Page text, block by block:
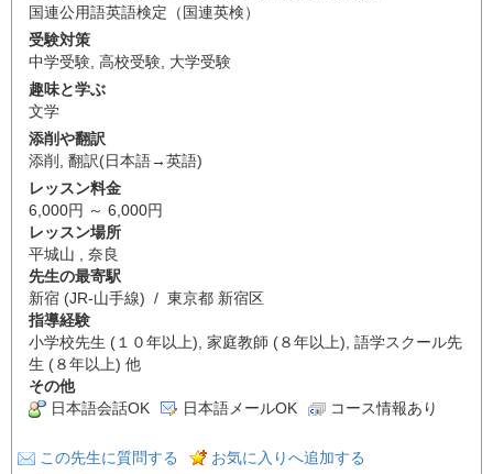
国連公用語英語検定（国連英検）
受験対策
中学受験 高校受験 大学受験
趣味と学ぶ
文学
添削や翻訳
添削
翻訳(日本語→英語)
レッスン料金
6,000円 ～ 6,000円
レッスン場所
平城山 , 奈良
先生の最寄駅
新宿 (JR-山手線) / 東京都 新宿区
指導経験
小学校先生 (１０年以上), 家庭教師 (８年以上), 語学スクール先
生 (８年以上) 他
その他
日本語会話OK
日本語メールOK コース情報あり
この先生に質問する
お気に入りへ追加する